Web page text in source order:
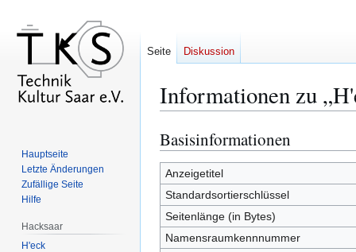
Informationen zu
Zur
Navigation
springen
Zur
Suche
springen
Basisinformationen
Anzeigetitel
Standardsortierschlüssel
Seitenlänge (in Bytes)
Namensraumkennnummer
Seite Diskussion
Hauptseite
Letzte Änderungen
Zufällige Seite
Hilfe
Hacksaar
H'eck